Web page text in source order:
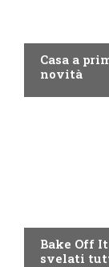
Casa a
novità
Bake Off
svelati